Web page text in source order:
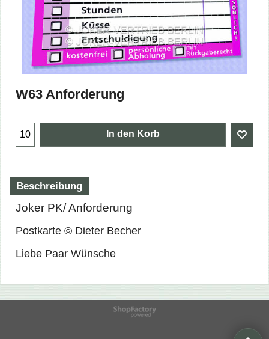
W63 Anforderung
In den Korb
Beschreibung
Joker PK/ Anforderung
Postkarte © Dieter Becher
Liebe Paar Wünsche
WebShop erstellt mit
ShopFactory Shop